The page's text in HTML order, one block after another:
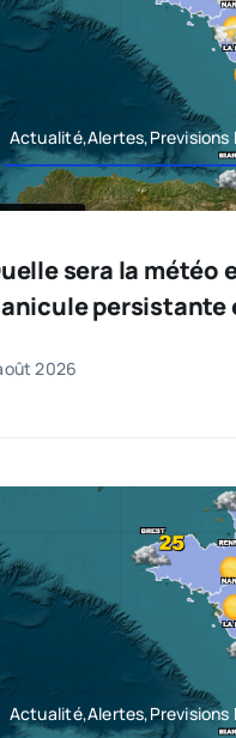
Actualité,Alertes,Previsions
sera la météo
persistante
2026
Actualité,Alertes,Previsions